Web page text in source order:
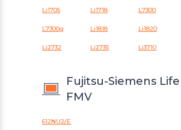
Li1705 Li1718 L7300
L7300g Li1818 Li1820
Li2732 Li2735 Li3710
Fujitsu-Siemens
FMV
612NU2/E